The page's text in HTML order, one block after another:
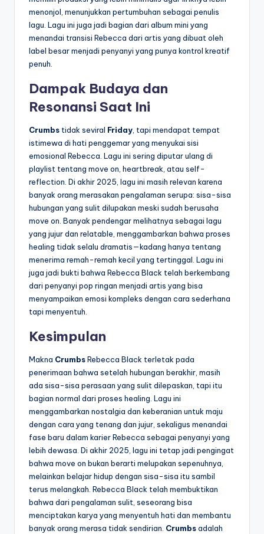
menonjol, menunjukkan pertumbuhan sebagai penulis
lagu. Lagu ini juga jadi bagian dari album mini yang
menandai transisi Rebecca dari artis yang dibuat oleh
label besar menjadi penyanyi yang punya kontrol kreatif
penuh.
Dampak Budaya dan
Resonansi Saat Ini
Crumbs tidak seviral Friday, tapi mendapat tempat
istimewa di hati penggemar yang menyukai sisi
emosional Rebecca. Lagu ini sering diputar ulang di
playlist tentang move on, heartbreak, atau self-
reflection. Di akhir 2025, lagu ini masih relevan karena
banyak orang merasakan pengalaman serupa: sisa-sisa
hubungan yang sulit dilupakan meski sudah berusaha
move on. Banyak pendengar melihatnya sebagai lagu
yang jujur dan relatable, menggambarkan bahwa proses
healing tidak selalu dramatis—kadang hanya tentang
menerima remah-remah kecil yang tertinggal. Lagu ini
juga jadi bukti bahwa Rebecca Black telah berkembang
dari penyanyi pop ringan menjadi artis yang bisa
menyampaikan emosi kompleks dengan cara sederhana
tapi menyentuh.
Kesimpulan
Makna CrumbsRebecca Black terletak pada
penerimaan bahwa setelah hubungan berakhir, masih
ada sisa-sisa perasaan yang sulit dilepaskan, tapi itu
bagian normal dari proses healing. Lagu ini
menggambarkan nostalgia dan keberanian untuk maju
dengan cara yang tenang dan jujur, sekaligus menandai
fase baru dalam karier Rebecca sebagai penyanyi yang
lebih dewasa. Di akhir 2025, lagu ini tetap jadi pengingat
bahwa move on bukan berarti melupakan sepenuhnya,
melainkan belajar hidup dengan sisa-sisa itu sambil
terus melangkah. Rebecca Black telah membuktikan
bahwa dari pengalaman sulit, seseorang bisa
menciptakan karya yang menyentuh hati dan membantu
banyak orang merasa tidak sendirian. Crumbsadalah